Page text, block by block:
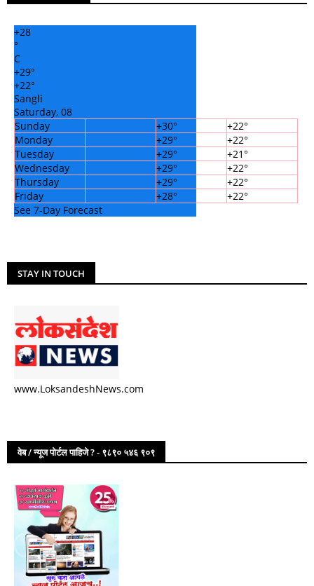
+28
°
C
+29°
+22°
Sangli
Saturday, 08
Sunday
+30° +22°
Monday
+29° +22°
Tuesday
+29° +21°
Wednesday
+29° +22°
Thursday
+29° +22°
Friday
+28° +22°
See 7-Day Forecast
STAY IN TOUCH
www.LoksandeshNews.com
वेब / न्यूज पोर्टल पाहिजे ? - ९८९० ५४६ ९०९